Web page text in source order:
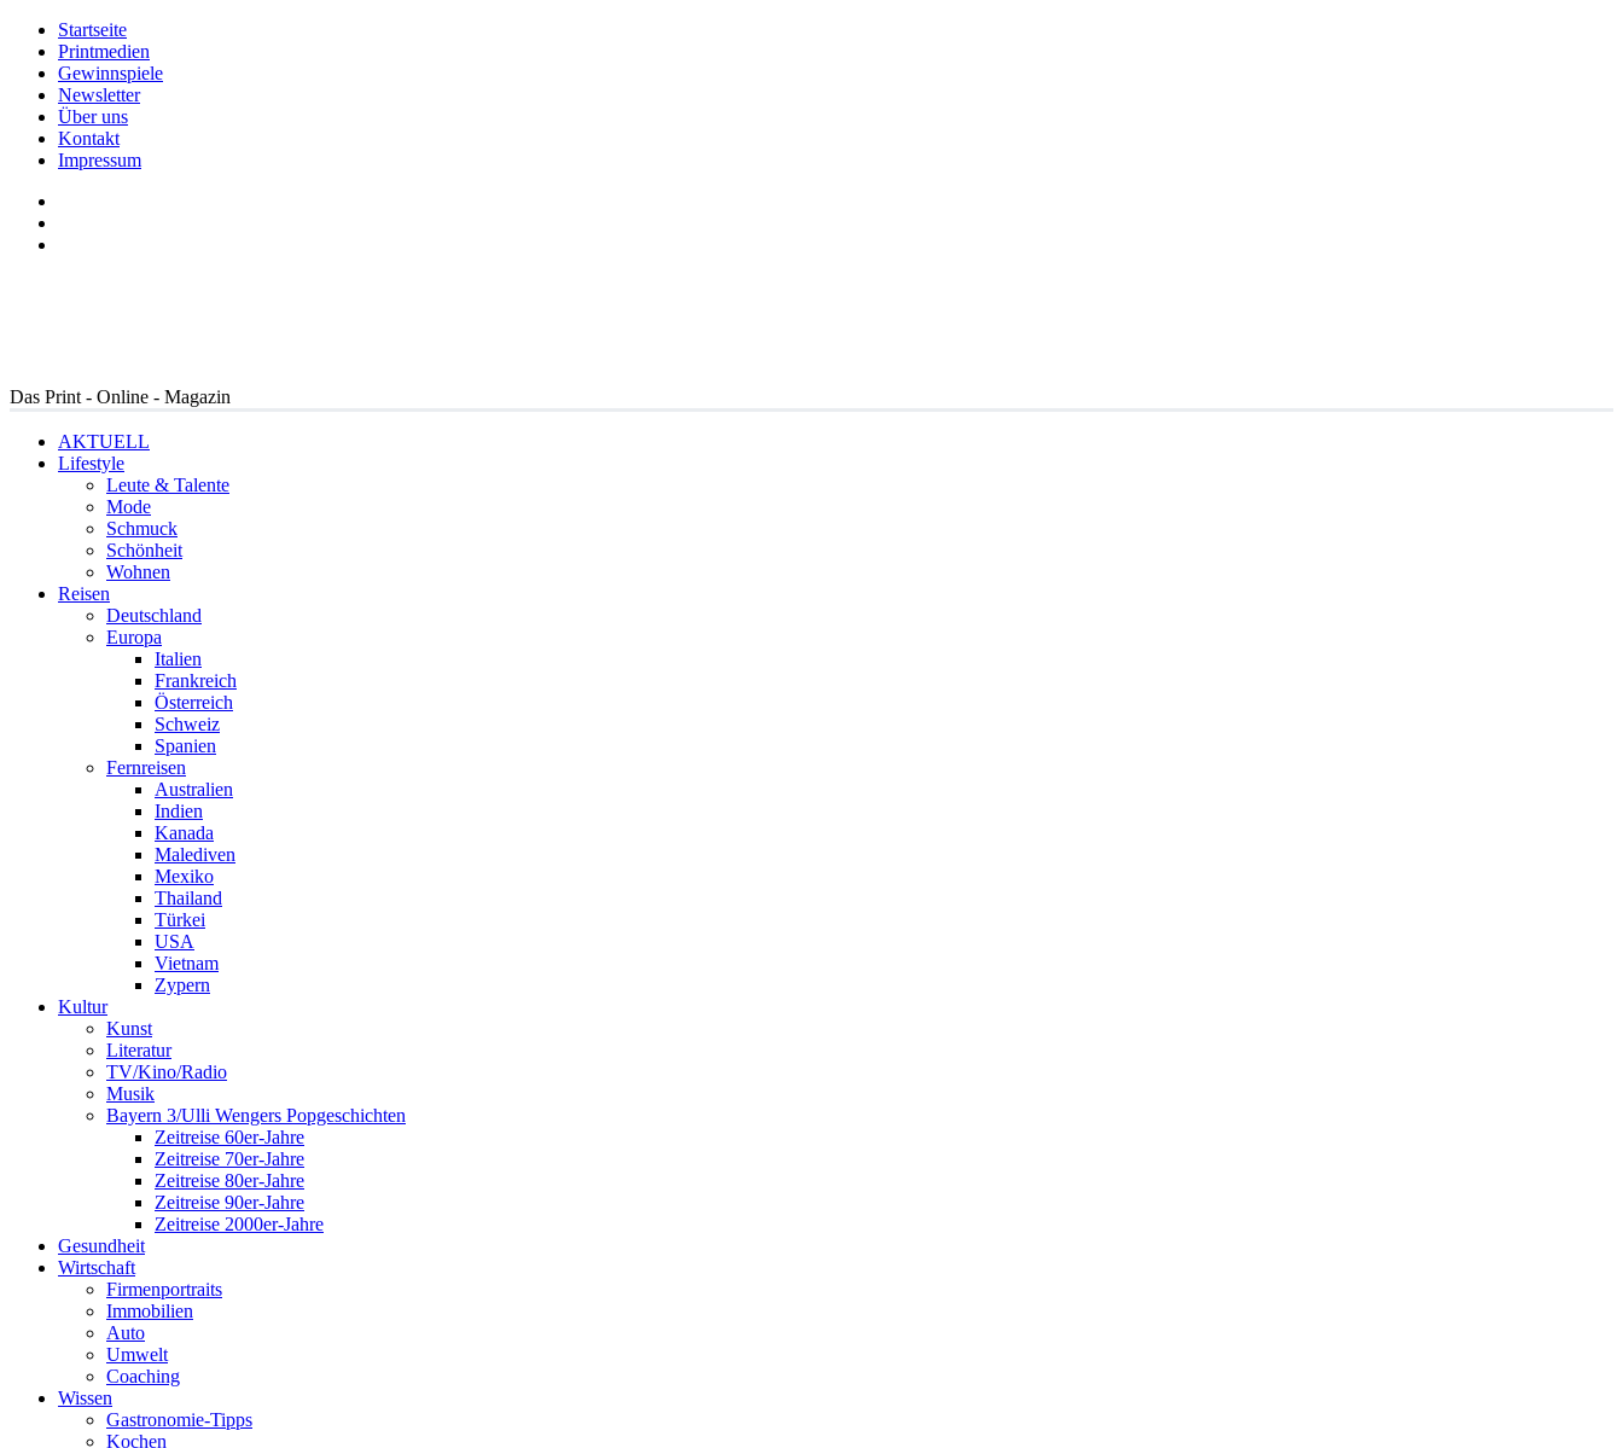
Startseite
Printmedien
Gewinnspiele
Newsletter
Über uns
Kontakt
Impressum
Das Print - Online - Magazin
AKTUELL
Lifestyle
Leute & Talente
Mode
Schmuck
Schönheit
Wohnen
Reisen
Deutschland
Europa
Italien
Frankreich
Österreich
Schweiz
Spanien
Fernreisen
Australien
Indien
Kanada
Malediven
Mexiko
Thailand
Türkei
USA
Vietnam
Zypern
Kultur
Kunst
Literatur
TV/Kino/Radio
Musik
Bayern 3/Ulli Wengers Popgeschichten
Zeitreise 60er-Jahre
Zeitreise 70er-Jahre
Zeitreise 80er-Jahre
Zeitreise 90er-Jahre
Zeitreise 2000er-Jahre
Gesundheit
Wirtschaft
Firmenportraits
Immobilien
Auto
Umwelt
Coaching
Wissen
Gastronomie-Tipps
Kochen